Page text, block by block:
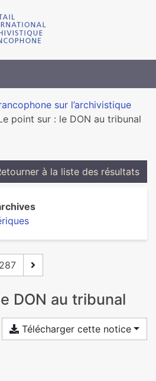
sur l’archivistique
point sur : le DON au tribunal
à la liste des résultats
DON au tribunal
Télécharger cette notice